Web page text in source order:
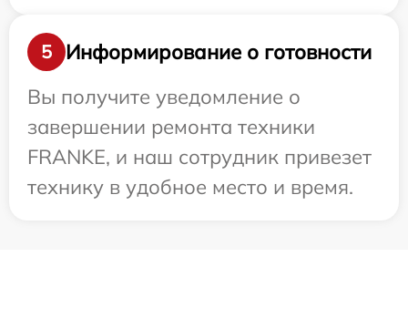
5
Информирование о готовности
Вы получите уведомление о
завершении ремонта техники
FRANKE, и наш сотрудник привезет
технику в удобное место и время.